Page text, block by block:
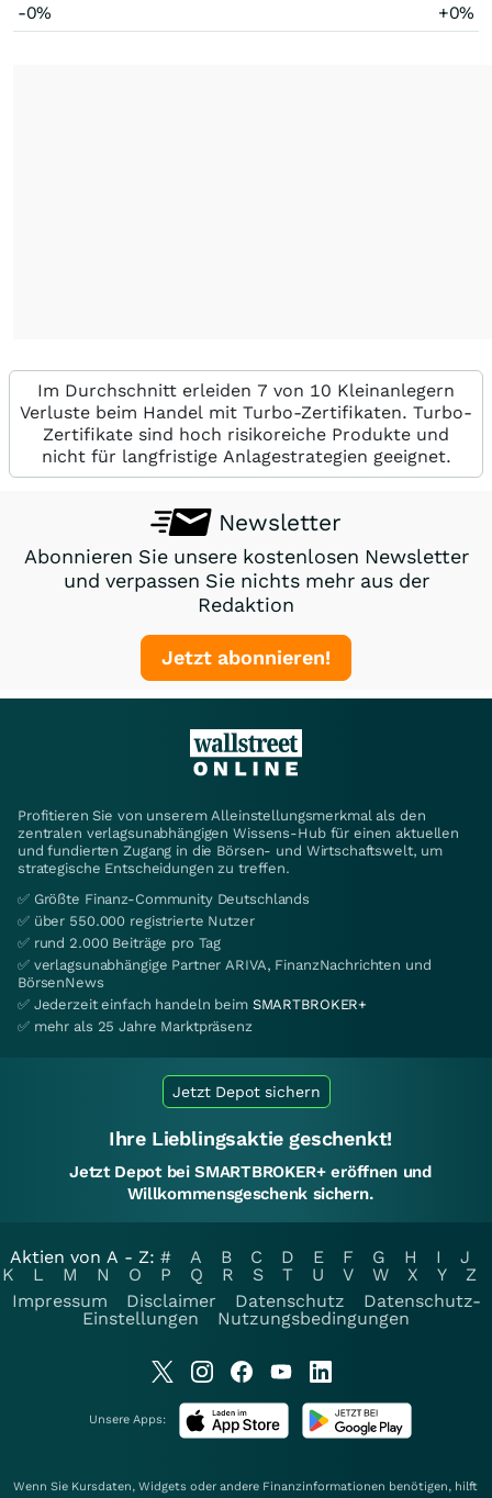
-0% +0%
Im Durchschnitt erleiden 7 von 10 Kleinanlegern
Verluste beim Handel mit Turbo-Zertifikaten. Turbo-
Zertifikate sind hoch risikoreiche Produkte und
nicht für langfristige Anlagestrategien geeignet.
Newsletter
Abonnieren Sie unsere kostenlosen Newsletter
und verpassen Sie nichts mehr aus der
Redaktion
Jetzt abonnieren!
Profitieren Sie von unserem Alleinstellungsmerkmal als den
zentralen verlagsunabhängigen Wissens-Hub für einen aktuellen
und fundierten Zugang in die Börsen- und Wirtschaftswelt, um
strategische Entscheidungen zu treffen.
✅ Größte Finanz-Community Deutschlands
✅ über 550.000 registrierte Nutzer
✅ rund 2.000 Beiträge pro Tag
✅ verlagsunabhängige Partner ARIVA, FinanzNachrichten und
BörsenNews
✅ Jederzeit einfach handeln beim SMARTBROKER+
✅ mehr als 25 Jahre Marktpräsenz
Jetzt Depot sichern
Ihre Lieblingsaktie geschenkt!
Jetzt Depot bei SMARTBROKER+ eröffnen und
Willkommensgeschenk sichern.
Aktien von A - Z: # A B C D E F G H I
J
K
L M N O P Q R S T U V W X Y
Z
Impressum
Disclaimer Datenschutz
Datenschutz-
Einstellungen
Nutzungsbedingungen
Unsere Apps:
Wenn Sie Kursdaten, Widgets oder andere Finanzinformationen benötigen, hilft